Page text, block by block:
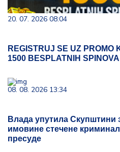
20. 07. 2026 08:04
REGISTRUJ SE UZ PROMO
1500 BESPLATNIH SPINOVA
08. 08. 2026 13:34
Влада упутила
имовине стечене
пресуде